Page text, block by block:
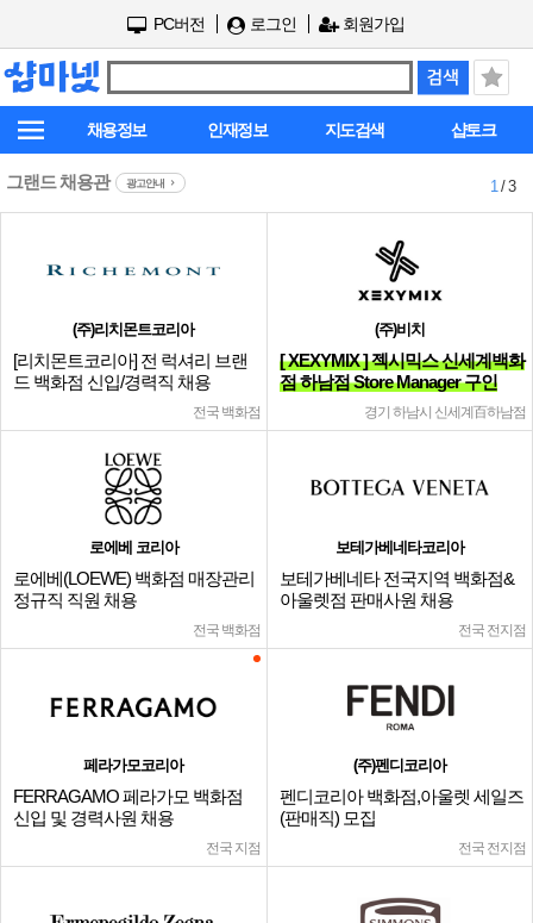
PC버전 로그인 회원가입
채용정보 인재정보 지도검색 샵토크
그랜드 채용관 광고안내 1/ 3
(주)리치몬트코리아
[리치몬트코리아] 전 럭셔리 브랜
드 백화점 신입/경력직 채용
전국 백화점
(주)비치
[ XEXYMIX ] 젝시믹스 신세계백화
점 하남점 Store Manager 구인
경기 하남시 신세계百하남점
로에베 코리아
로에베(LOEWE) 백화점 매장관리
정규직 직원 채용
전국 백화점
보테가베네타코리아
보테가베네타 전국지역 백화점&
아울렛점 판매사원 채용
전국 전지점
페라가모코리아
FERRAGAMO 페라가모 백화점
신입 및 경력사원 채용
전국 지점
(주)펜디코리아
펜디코리아 백화점,아울렛 세일즈
(판매직) 모집
전국 전지점